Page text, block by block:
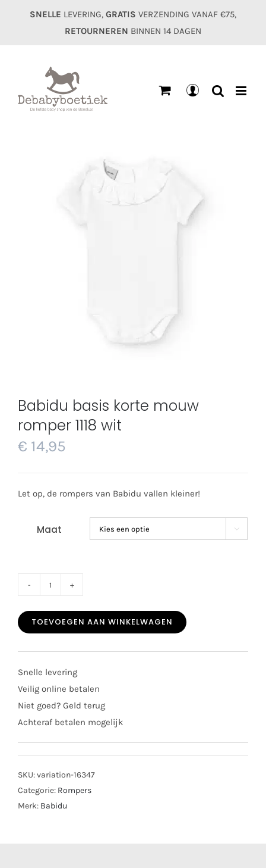
SNELLE LEVERING, GRATIS VERZENDING VANAF €75,
RETOURNEREN BINNEN 14 DAGEN
Babidu basis korte mouw
romper 1118 wit
€ 14,95
Let op, de rompers van Babidu vallen kleiner!
Maat 
basis
korte
1118
wit
aantal
TOEVOEGEN AAN WINKELWAGEN
Snelle levering
Veilig online betalen
Niet goed? Geld terug
Achteraf betalen mogelijk
SKU:variation-16347
Categorie: Rompers
Merk: Babidu